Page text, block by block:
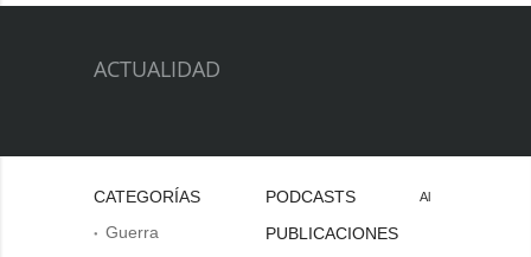
ACTUALIDAD
CATEGORÍAS
Guerra
PODCASTS
PUBLICACIONES
Al